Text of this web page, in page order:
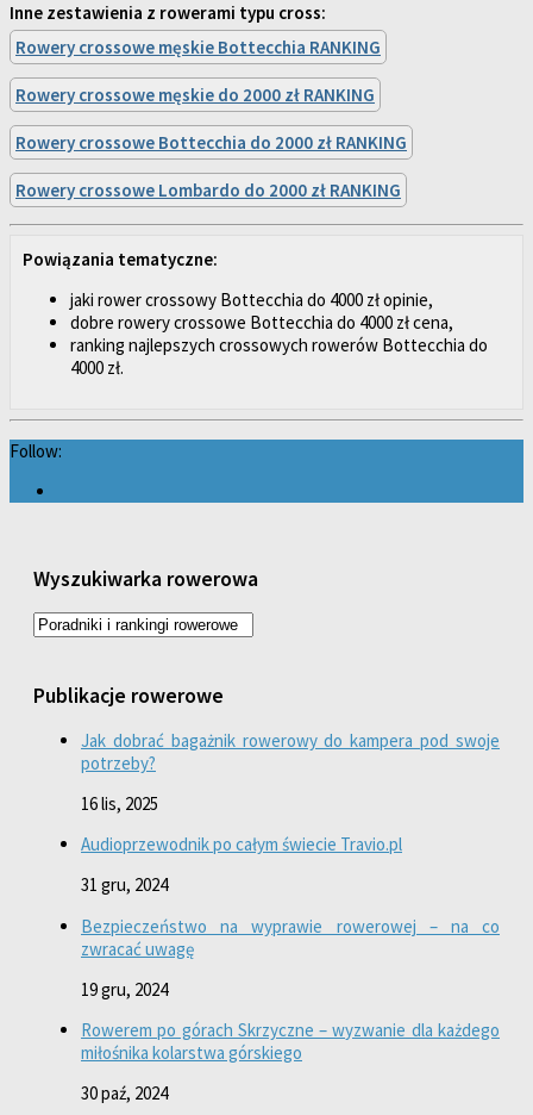
Inne zestawienia z rowerami typu cross:
Rowery crossowe męskie Bottecchia RANKING
Rowery crossowe męskie do 2000 zł RANKING
Rowery crossowe Bottecchia do 2000 zł RANKING
Rowery crossowe Lombardo do 2000 zł RANKING
Powiązania tematyczne:
jaki rower crossowy Bottecchia do 4000 zł opinie,
dobre rowery crossowe Bottecchia do 4000 zł cena,
ranking najlepszych crossowych rowerów Bottecchia do
4000 zł.
Follow:
Wyszukiwarka rowerowa
Publikacje rowerowe
Jak dobrać bagażnik rowerowy do kampera pod swoje
potrzeby?
16 lis, 2025
Audioprzewodnik po całym świecie Travio.pl
31 gru, 2024
Bezpieczeństwo na wyprawie rowerowej – na co
zwracać uwagę
19 gru, 2024
Rowerem po górach Skrzyczne – wyzwanie dla każdego
miłośnika kolarstwa górskiego
30 paź, 2024